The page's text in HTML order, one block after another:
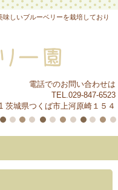
しいブルーベリーを栽培しており
電話でのお問い合わせは
TEL.029-847-6523
茨城県つくば市上河原崎１５４